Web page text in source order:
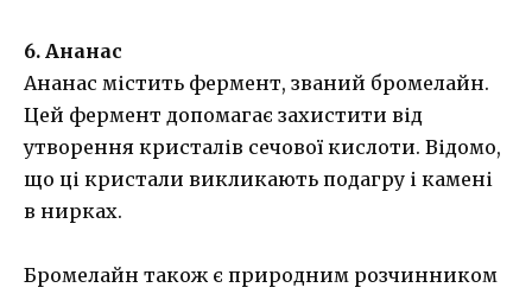
6. Ананас
Ананас містить фермент, званий бромелайн.
Цей фермент допомагає захистити від
утворення кристалів сечової кислоти. Відомо,
що ці кристали викликають подагру і камені
в нирках.
Бромелайн також є природним розчинником